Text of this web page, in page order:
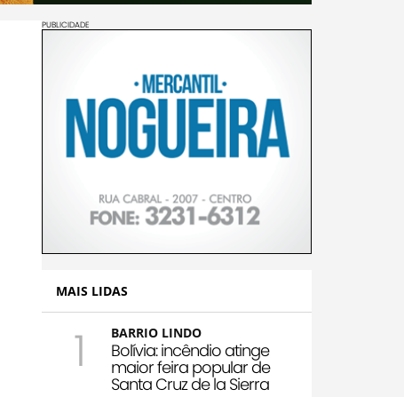
PUBLICIDADE
MAIS LIDAS
1 BARRIO LINDO
Bolívia: incêndio atinge
maior feira popular de
Santa Cruz de la Sierra